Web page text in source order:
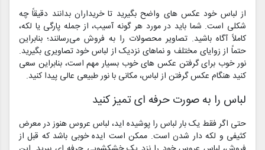
از لباس خود عکس های واضح بگیرید تا خریداران بدانند دقیقاً چه
شکلی است. شما باید در مورد هر گونه آسیب، از جمله پارگی یا لکه،
کاملاً آگاه باشید. تصاویر محصولات را به فروش می‌رسانند؛ بنابراین
حتماً از زوایای مختلف و نماهای نزدیک از لباس خود تصاویری بگیرید.
نور خوب برای گرفتن عکس های خوب بسیار مهم است، بنابراین سعی
کنید هنگام عکس گرفتن از لباس، مکانی با نور طبیعی عالی پیدا کنید.
لباس را به صورت حرفه ای تمیز کنید
حتی اگر فقط یک بار لباس را پوشیده اید، لباس عروس هنوز در معرض
کثیفی و لکه دار شدن است. ممکن است ایده خوبی باشد که قبل از